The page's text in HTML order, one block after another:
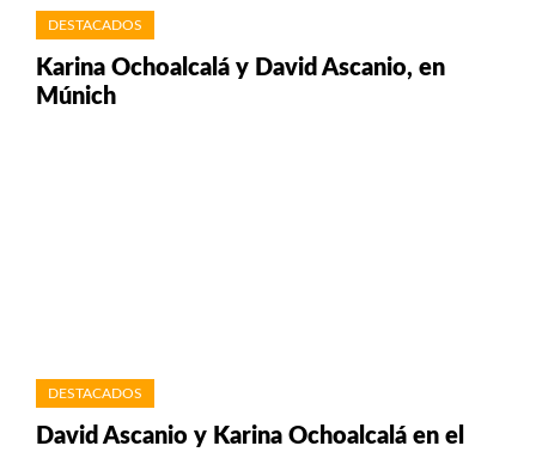
DESTACADOS
Karina Ochoalcalá y David Ascanio, en
Múnich
DESTACADOS
David Ascanio y Karina Ochoalcalá en el